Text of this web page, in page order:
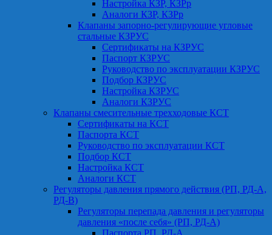
Настройка КЗР, КЗРр
Аналоги КЗР, КЗРр
Клапаны запорно-регулирующие угловые
стальные КЗРУС
Сертификаты на КЗРУС
Паспорт КЗРУС
Руководство по эксплуатации КЗРУС
Подбор КЗРУС
Настройка КЗРУС
Аналоги КЗРУС
Клапаны смесительные трехходовые КСТ
Сертификаты на КСТ
Паспорта КСТ
Руководство по эксплуатации КСТ
Подбор КСТ
Настройка КСТ
Аналоги КСТ
Регуляторы давления прямого действия (РП, РД-А,
РД-В)
Регуляторы перепада давления и регуляторы
давления «после себя» (РП, РД-А)
Паспорта РП, РД-А